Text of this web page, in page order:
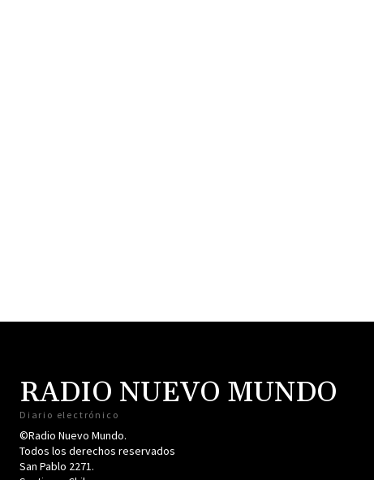
RADIO NUEVO MUNDO
Diario electrónico
©Radio Nuevo Mundo.
Todos los derechos reservados
San Pablo 2271.